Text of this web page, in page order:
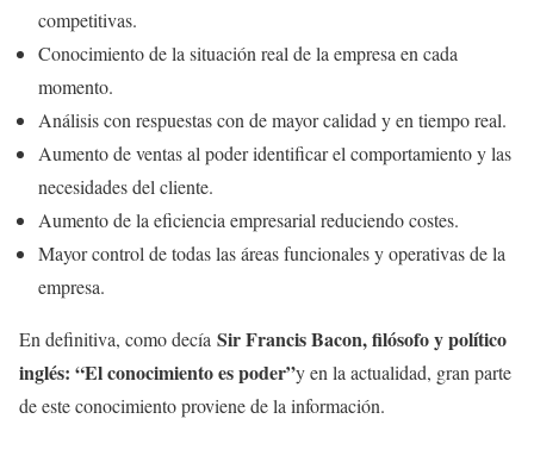
competitivas.
Conocimiento de la situación real de la empresa en cada
momento.
Análisis con respuestas con de mayor calidad y en tiempo real.
Aumento de ventas al poder identificar el comportamiento y las
necesidades del cliente.
Aumento de la eficiencia empresarial reduciendo costes.
Mayor control de todas las áreas funcionales y operativas de la
empresa.
En definitiva, como decía Sir Francis Bacon, filósofo y político
inglés: “El conocimiento es poder”y en la actualidad, gran parte
de este conocimiento proviene de la información.